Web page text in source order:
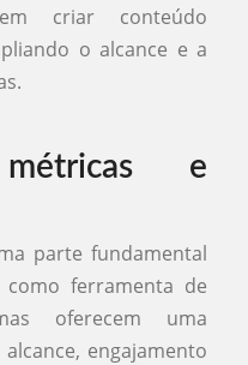
criar conteúdo
o alcance e a
e
parte fundamental
ferramenta de
oferecem uma
engajamento